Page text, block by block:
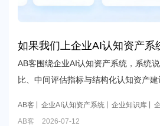
如果我们上企业AI认知资产系
它真的有效？
AB客围绕企业AI认知资产系统，系统
比、中间评估指标与结构化认知资产
AB客 企业AI认知资产系统 企业知识库
AB客 2026-07-12